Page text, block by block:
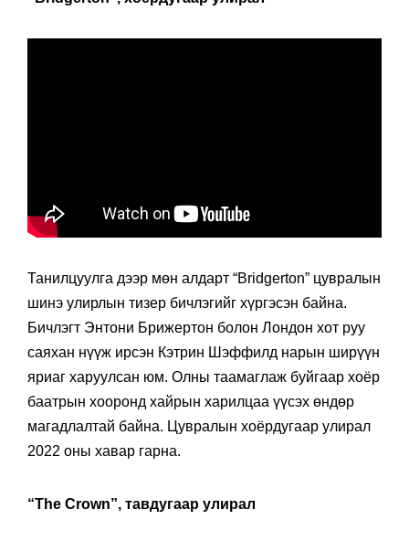
Танилцуулга дээр мөн алдарт “Bridgerton” цувралын
шинэ улирлын тизер бичлэгийг хүргэсэн байна.
Бичлэгт Энтони Брижертон болон Лондон хот руу
саяхан нүүж ирсэн Кэтрин Шэффилд нарын ширүүн
яриаг харуулсан юм. Олны таамаглаж буйгаар хоёр
баатрын хооронд хайрын харилцаа үүсэх өндөр
магадлалтай байна. Цувралын хоёрдугаар улирал
2022 оны хавар гарна.
“The Crown”, тавдугаар улирал